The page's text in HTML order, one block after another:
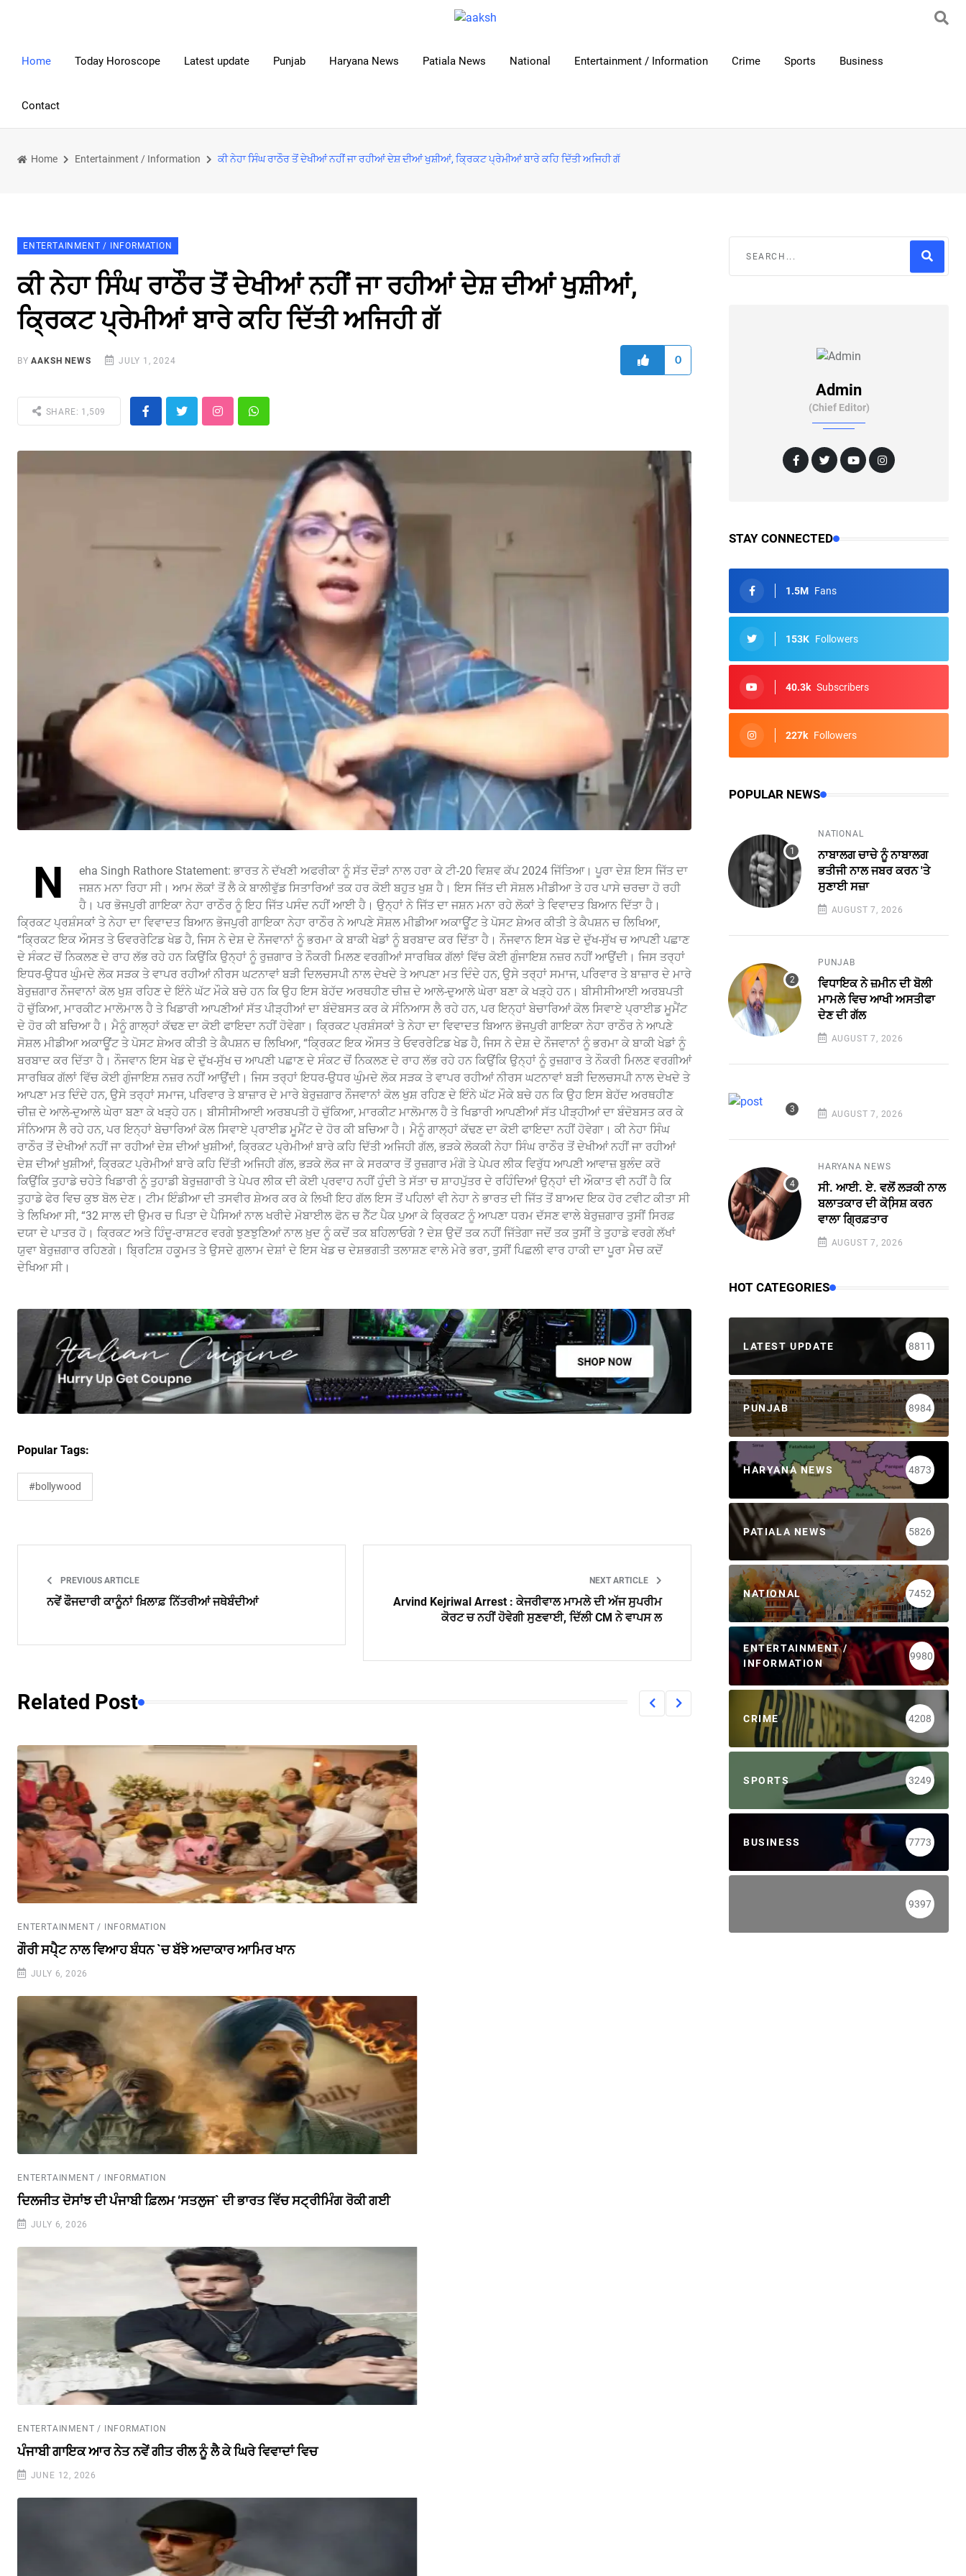
Home Today Horoscope Latest update Punjab Haryana News Patiala News National Entertainment / Information Crime Sports Business
Contact
Home Entertainment / Information ਕੀ ਨੇਹਾ ਸਿੰਘ ਰਾਠੌਰ ਤੋਂ ਦੇਖੀਆਂ ਨਹੀਂ ਜਾ ਰਹੀਆਂ ਦੇਸ਼ ਦੀਆਂ ਖੁਸ਼ੀਆਂ, ਕ੍ਰਿਕਟ ਪ੍ਰੇਮੀਆਂ ਬਾਰੇ ਕਹਿ ਦਿੱਤੀ ਅਜਿਹੀ ਗੱ
ENTERTAINMENT / INFORMATION
ਕੀ ਨੇਹਾ ਸਿੰਘ ਰਾਠੌਰ ਤੋਂ ਦੇਖੀਆਂ ਨਹੀਂ ਜਾ ਰਹੀਆਂ ਦੇਸ਼ ਦੀਆਂ ਖੁਸ਼ੀਆਂ,
ਕ੍ਰਿਕਟ ਪ੍ਰੇਮੀਆਂ ਬਾਰੇ ਕਹਿ ਦਿੱਤੀ ਅਜਿਹੀ ਗੱ
BYAAKSH NEWS JULY 1, 2024 0
SHARE: 1,509
N
eha Singh Rathore Statement: ਭਾਰਤ ਨੇ ਦੱਖਣੀ ਅਫਰੀਕਾ ਨੂੰ ਸੱਤ ਦੌੜਾਂ ਨਾਲ ਹਰਾ ਕੇ ਟੀ-20 ਵਿਸ਼ਵ ਕੱਪ 2024 ਜਿੱਤਿਆ। ਪੂਰਾ ਦੇਸ਼ ਇਸ ਜਿੱਤ ਦਾ
ਜਸ਼ਨ ਮਨਾ ਰਿਹਾ ਸੀ। ਆਮ ਲੋਕਾਂ ਤੋਂ ਲੈ ਕੇ ਬਾਲੀਵੁੱਡ ਸਿਤਾਰਿਆਂ ਤਕ ਹਰ ਕੋਈ ਬਹੁਤ ਖੁਸ਼ ਹੈ। ਇਸ ਜਿੱਤ ਦੀ ਸੋਸ਼ਲ ਮੀਡੀਆ ਤੇ ਹਰ ਪਾਸੇ ਚਰਚਾ ਹੋ ਰਹੀ
ਹੈ। ਪਰ ਭੋਜਪੁਰੀ ਗਾਇਕਾ ਨੇਹਾ ਰਾਠੌਰ ਨੂੰ ਇਹ ਜਿੱਤ ਪਸੰਦ ਨਹੀਂ ਆਈ ਹੈ। ਉਨ੍ਹਾਂ ਨੇ ਜਿੱਤ ਦਾ ਜਸ਼ਨ ਮਨਾ ਰਹੇ ਲੋਕਾਂ ਤੇ ਵਿਵਾਦਤ ਬਿਆਨ ਦਿੱਤਾ ਹੈ।
ਕ੍ਰਿਕਟ ਪ੍ਰਸ਼ੰਸਕਾਂ ਤੇ ਨੇਹਾ ਦਾ ਵਿਵਾਦਤ ਬਿਆਨ ਭੋਜਪੁਰੀ ਗਾਇਕਾ ਨੇਹਾ ਰਾਠੌਰ ਨੇ ਆਪਣੇ ਸੋਸ਼ਲ ਮੀਡੀਆ ਅਕਾਊਂਟ ਤੇ ਪੋਸਟ ਸ਼ੇਅਰ ਕੀਤੀ ਤੇ ਕੈਪਸ਼ਨ ਚ ਲਿਖਿਆ,
“ਕ੍ਰਿਕਟ ਇਕ ਔਸਤ ਤੇ ਓਵਰਰੇਟਿਡ ਖੇਡ ਹੈ, ਜਿਸ ਨੇ ਦੇਸ਼ ਦੇ ਨੌਜਵਾਨਾਂ ਨੂੰ ਭਰਮਾ ਕੇ ਬਾਕੀ ਖੇਡਾਂ ਨੂੰ ਬਰਬਾਦ ਕਰ ਦਿੱਤਾ ਹੈ। ਨੌਜਵਾਨ ਇਸ ਖੇਡ ਦੇ ਦੁੱਖ-ਸੁੱਖ ਚ ਆਪਣੀ ਪਛਾਣ
ਦੇ ਸੰਕਟ ਚੋਂ ਨਿਕਲਣ ਦੇ ਰਾਹ ਲੱਭ ਰਹੇ ਹਨ ਕਿਉਂਕਿ ਉਨ੍ਹਾਂ ਨੂੰ ਰੁਜ਼ਗਾਰ ਤੇ ਨੌਕਰੀ ਮਿਲਣ ਵਰਗੀਆਂ ਸਾਰਥਿਕ ਗੱਲਾਂ ਵਿੱਚ ਕੋਈ ਗੁੰਜਾਇਸ਼ ਨਜ਼ਰ ਨਹੀਂ ਆਉਂਦੀ। ਜਿਸ ਤਰ੍ਹਾਂ
ਇਧਰ-ਉਧਰ ਘੁੰਮਦੇ ਲੋਕ ਸੜਕ ਤੇ ਵਾਪਰ ਰਹੀਆਂ ਨੀਰਸ ਘਟਨਾਵਾਂ ਬੜੀ ਦਿਲਚਸਪੀ ਨਾਲ ਦੇਖਦੇ ਤੇ ਆਪਣਾ ਮਤ ਦਿੰਦੇ ਹਨ, ਉਸੇ ਤਰ੍ਹਾਂ ਸਮਾਜ, ਪਰਿਵਾਰ ਤੇ ਬਾਜ਼ਾਰ ਦੇ ਮਾਰੇ
ਬੇਰੁਜ਼ਗਾਰ ਨੌਜਵਾਨਾਂ ਕੋਲ ਖੁਸ਼ ਰਹਿਣ ਦੇ ਇੰਨੇ ਘੱਟ ਮੌਕੇ ਬਚੇ ਹਨ ਕਿ ਉਹ ਇਸ ਬੇਹੱਦ ਅਰਥਹੀਣ ਚੀਜ਼ ਦੇ ਆਲੇ-ਦੁਆਲੇ ਘੇਰਾ ਬਣਾ ਕੇ ਖੜ੍ਹੇ ਹਨ। ਬੀਸੀਸੀਆਈ ਅਰਬਪਤੀ
ਹੋ ਚੁੱਕਿਆ, ਮਾਰਕੀਟ ਮਾਲੋਮਾਲ ਹੈ ਤੇ ਖਿਡਾਰੀ ਆਪਣੀਆਂ ਸੱਤ ਪੀੜ੍ਹੀਆਂ ਦਾ ਬੰਦੋਬਸਤ ਕਰ ਕੇ ਸੰਨਿਆਸ ਲੈ ਰਹੇ ਹਨ, ਪਰ ਇਨ੍ਹਾਂ ਬੇਚਾਰਿਆਂ ਕੋਲ ਸਿਵਾਏ ਪ੍ਰਾਈਡ ਮੂਮੈਂਟ
ਦੇ ਹੋਰ ਕੀ ਬਚਿਆ ਹੈ। ਮੈਨੂੰ ਗਾਲ੍ਹਾਂ ਕੱਢਣ ਦਾ ਕੋਈ ਫਾਇਦਾ ਨਹੀਂ ਹੋਵੇਗਾ। ਕ੍ਰਿਕਟ ਪ੍ਰਸ਼ੰਸਕਾਂ ਤੇ ਨੇਹਾ ਦਾ ਵਿਵਾਦਤ ਬਿਆਨ ਭੋਜਪੁਰੀ ਗਾਇਕਾ ਨੇਹਾ ਰਾਠੌਰ ਨੇ ਆਪਣੇ
ਸੋਸ਼ਲ ਮੀਡੀਆ ਅਕਾਊਂਟ ਤੇ ਪੋਸਟ ਸ਼ੇਅਰ ਕੀਤੀ ਤੇ ਕੈਪਸ਼ਨ ਚ ਲਿਖਿਆ, “ਕ੍ਰਿਕਟ ਇਕ ਔਸਤ ਤੇ ਓਵਰਰੇਟਿਡ ਖੇਡ ਹੈ, ਜਿਸ ਨੇ ਦੇਸ਼ ਦੇ ਨੌਜਵਾਨਾਂ ਨੂੰ ਭਰਮਾ ਕੇ ਬਾਕੀ ਖੇਡਾਂ ਨੂੰ
ਬਰਬਾਦ ਕਰ ਦਿੱਤਾ ਹੈ। ਨੌਜਵਾਨ ਇਸ ਖੇਡ ਦੇ ਦੁੱਖ-ਸੁੱਖ ਚ ਆਪਣੀ ਪਛਾਣ ਦੇ ਸੰਕਟ ਚੋਂ ਨਿਕਲਣ ਦੇ ਰਾਹ ਲੱਭ ਰਹੇ ਹਨ ਕਿਉਂਕਿ ਉਨ੍ਹਾਂ ਨੂੰ ਰੁਜ਼ਗਾਰ ਤੇ ਨੌਕਰੀ ਮਿਲਣ ਵਰਗੀਆਂ
ਸਾਰਥਿਕ ਗੱਲਾਂ ਵਿੱਚ ਕੋਈ ਗੁੰਜਾਇਸ਼ ਨਜ਼ਰ ਨਹੀਂ ਆਉਂਦੀ। ਜਿਸ ਤਰ੍ਹਾਂ ਇਧਰ-ਉਧਰ ਘੁੰਮਦੇ ਲੋਕ ਸੜਕ ਤੇ ਵਾਪਰ ਰਹੀਆਂ ਨੀਰਸ ਘਟਨਾਵਾਂ ਬੜੀ ਦਿਲਚਸਪੀ ਨਾਲ ਦੇਖਦੇ ਤੇ
ਆਪਣਾ ਮਤ ਦਿੰਦੇ ਹਨ, ਉਸੇ ਤਰ੍ਹਾਂ ਸਮਾਜ, ਪਰਿਵਾਰ ਤੇ ਬਾਜ਼ਾਰ ਦੇ ਮਾਰੇ ਬੇਰੁਜ਼ਗਾਰ ਨੌਜਵਾਨਾਂ ਕੋਲ ਖੁਸ਼ ਰਹਿਣ ਦੇ ਇੰਨੇ ਘੱਟ ਮੌਕੇ ਬਚੇ ਹਨ ਕਿ ਉਹ ਇਸ ਬੇਹੱਦ ਅਰਥਹੀਣ
ਚੀਜ਼ ਦੇ ਆਲੇ-ਦੁਆਲੇ ਘੇਰਾ ਬਣਾ ਕੇ ਖੜ੍ਹੇ ਹਨ। ਬੀਸੀਸੀਆਈ ਅਰਬਪਤੀ ਹੋ ਚੁੱਕਿਆ, ਮਾਰਕੀਟ ਮਾਲੋਮਾਲ ਹੈ ਤੇ ਖਿਡਾਰੀ ਆਪਣੀਆਂ ਸੱਤ ਪੀੜ੍ਹੀਆਂ ਦਾ ਬੰਦੋਬਸਤ ਕਰ ਕੇ
ਸੰਨਿਆਸ ਲੈ ਰਹੇ ਹਨ, ਪਰ ਇਨ੍ਹਾਂ ਬੇਚਾਰਿਆਂ ਕੋਲ ਸਿਵਾਏ ਪ੍ਰਾਈਡ ਮੂਮੈਂਟ ਦੇ ਹੋਰ ਕੀ ਬਚਿਆ ਹੈ। ਮੈਨੂੰ ਗਾਲ੍ਹਾਂ ਕੱਢਣ ਦਾ ਕੋਈ ਫਾਇਦਾ ਨਹੀਂ ਹੋਵੇਗਾ। ਕੀ ਨੇਹਾ ਸਿੰਘ
ਰਾਠੌਰ ਤੋਂ ਦੇਖੀਆਂ ਨਹੀਂ ਜਾ ਰਹੀਆਂ ਦੇਸ਼ ਦੀਆਂ ਖੁਸ਼ੀਆਂ, ਕ੍ਰਿਕਟ ਪ੍ਰੇਮੀਆਂ ਬਾਰੇ ਕਹਿ ਦਿੱਤੀ ਅਜਿਹੀ ਗੱਲ, ਭੜਕੇ ਲੋਕਕੀ ਨੇਹਾ ਸਿੰਘ ਰਾਠੌਰ ਤੋਂ ਦੇਖੀਆਂ ਨਹੀਂ ਜਾ ਰਹੀਆਂ
ਦੇਸ਼ ਦੀਆਂ ਖੁਸ਼ੀਆਂ, ਕ੍ਰਿਕਟ ਪ੍ਰੇਮੀਆਂ ਬਾਰੇ ਕਹਿ ਦਿੱਤੀ ਅਜਿਹੀ ਗੱਲ, ਭੜਕੇ ਲੋਕ ਜਾ ਕੇ ਸਰਕਾਰ ਤੋਂ ਰੁਜ਼ਗਾਰ ਮੰਗੋ ਤੇ ਪੇਪਰ ਲੀਕ ਵਿਰੁੱਧ ਆਪਣੀ ਆਵਾਜ਼ ਬੁਲੰਦ ਕਰੋ
ਕਿਉਂਕਿ ਤੁਹਾਡੇ ਚਹੇਤੇ ਖਿਡਾਰੀ ਨੂੰ ਤੁਹਾਡੀ ਬੇਰੁਜ਼ਗਾਰੀ ਤੇ ਪੇਪਰ ਲੀਕ ਦੀ ਕੋਈ ਪ੍ਰਵਾਹ ਨਹੀਂ ਹੁੰਦੀ ਤੇ ਸੱਤਾ ਚ ਸ਼ਾਹਪੁੱਤਰ ਦੇ ਰਹਿੰਦਿਆਂ ਉਨ੍ਹਾਂ ਦੀ ਔਕਾਤ ਵੀ ਨਹੀਂ ਹੈ ਕਿ
ਤੁਹਾਡੇ ਫੇਰ ਵਿਚ ਕੁਝ ਬੋਲ ਦੇਣ। ਟੀਮ ਇੰਡੀਆ ਦੀ ਤਸਵੀਰ ਸ਼ੇਅਰ ਕਰ ਕੇ ਲਿਖੀ ਇਹ ਗੱਲ ਇਸ ਤੋਂ ਪਹਿਲਾਂ ਵੀ ਨੇਹਾ ਨੇ ਭਾਰਤ ਦੀ ਜਿੱਤ ਤੋਂ ਬਾਅਦ ਇਕ ਹੋਰ ਟਵੀਟ ਕੀਤਾ ਸੀ
ਤੇ ਲਿਖਿਆ ਸੀ, “32 ਸਾਲ ਦੀ ਉਮਰ ਚ ਪਿਤਾ ਦੇ ਪੈਸਿਆਂ ਨਾਲ ਖਰੀਦੇ ਮੋਬਾਈਲ ਫੋਨ ਚ ਨੈੱਟ ਪੈਕ ਪੁਆ ਕੇ ਕ੍ਰਿਕਟ ਨੂੰ ਆਪਣਾ ਧਰਮ ਦੱਸਣ ਵਾਲੇ ਬੇਰੁਜ਼ਗਾਰ ਤੁਸੀਂ ਸਿਰਫ਼
ਦਯਾ ਦੇ ਪਾਤਰ ਹੋ। ਕ੍ਰਿਕਟ ਅਤੇ ਹਿੰਦੂ-ਰਾਸ਼ਟਰ ਵਰਗੇ ਝੁਣਝੁਣਿਆਂ ਨਾਲ ਖ਼ੁਦ ਨੂੰ ਕਦੋਂ ਤਕ ਬਹਿਲਾਓਗੇ ? ਦੇਸ਼ ਉਦੋਂ ਤਕ ਨਹੀਂ ਜਿੱਤੇਗਾ ਜਦੋਂ ਤਕ ਤੁਸੀਂ ਤੇ ਤੁਹਾਡੇ ਵਰਗੇ ਲੱਖਾਂ
ਯੁਵਾ ਬੇਰੁਜ਼ਗਾਰ ਰਹਿਣਗੇ। ਬ੍ਰਿਟਿਸ਼ ਹਕੂਮਤ ਤੇ ਉਸਦੇ ਗੁਲਾਮ ਦੇਸ਼ਾਂ ਦੇ ਇਸ ਖੇਡ ਚ ਦੇਸ਼ਭਗਤੀ ਤਲਾਸ਼ਣ ਵਾਲੇ ਮੇਰੇ ਭਰਾ, ਤੁਸੀਂ ਪਿਛਲੀ ਵਾਰ ਹਾਕੀ ਦਾ ਪੂਰਾ ਮੈਚ ਕਦੋਂ
ਦੇਖਿਆ ਸੀ।
Popular Tags:
#bollywood
PREVIOUS ARTICLE
ਨਵੇਂ ਫੌਜਦਾਰੀ ਕਾਨੂੰਨਾਂ ਖ਼ਿਲਾਫ਼ ਨਿੱਤਰੀਆਂ ਜਥੇਬੰਦੀਆਂ
NEXT ARTICLE
Arvind Kejriwal Arrest : ਕੇਜਰੀਵਾਲ ਮਾਮਲੇ ਦੀ ਅੱਜ ਸੁਪਰੀਮ
ਕੋਰਟ ਚ ਨਹੀਂ ਹੋਵੇਗੀ ਸੁਣਵਾਈ, ਦਿੱਲੀ CM ਨੇ ਵਾਪਸ ਲ
Related Post
ENTERTAINMENT / INFORMATION
ਗੌਰੀ ਸਪੈ੍ਟ ਨਾਲ ਵਿਆਹ ਬੰਧਨ `ਚ ਬੱਝੇ ਅਦਾਕਾਰ ਆਮਿਰ ਖਾਨ
JULY 6, 2026
ENTERTAINMENT / INFORMATION
ਦਿਲਜੀਤ ਦੋਸਾਂਝ ਦੀ ਪੰਜਾਬੀ ਫ਼ਿਲਮ ‘ਸਤਲੁਜ` ਦੀ ਭਾਰਤ ਵਿੱਚ ਸਟ੍ਰੀਮਿੰਗ ਰੋਕੀ ਗਈ
JULY 6, 2026
ENTERTAINMENT / INFORMATION
ਪੰਜਾਬੀ ਗਾਇਕ ਆਰ ਨੇਤ ਨਵੇਂ ਗੀਤ ਰੀਲ ਨੂੰ ਲੈ ਕੇ ਘਿਰੇ ਵਿਵਾਦਾਂ ਵਿਚ
JUNE 12, 2026
Admin
(Chief Editor)
STAY CONNECTED
1.5M Fans
153K Followers
40.3k Subscribers
227k Followers
POPULAR NEWS
NATIONAL
ਨਾਬਾਲਗ ਚਾਚੇ ਨੂੰ ਨਾਬਾਲਗ
ਭਤੀਜੀ ਨਾਲ ਜਬਰ ਕਰਨ 'ਤੇ
ਸੁਣਾਈ ਸਜ਼ਾ
AUGUST 7, 2026
PUNJAB
ਵਿਧਾਇਕ ਨੇ ਜ਼ਮੀਨ ਦੀ ਬੋਲੀ
ਮਾਮਲੇ ਵਿਚ ਆਖੀ ਅਸਤੀਫਾ
ਦੇਣ ਦੀ ਗੱਲ
AUGUST 7, 2026
AUGUST 7, 2026
HARYANA NEWS
ਸੀ. ਆਈ. ਏ. ਵਲੋਂ ਲੜਕੀ ਨਾਲ
ਬਲਾਤਕਾਰ ਦੀ ਕੋਸਿ਼ਸ਼ ਕਰਨ
ਵਾਲਾ ਗ੍ਰਿਫ਼ਤਾਰ
AUGUST 7, 2026
HOT CATEGORIES
LATEST UPDATE 8811
PUNJAB 8984
HARYANA NEWS 4873
PATIALA NEWS 5826
NATIONAL 7452
ENTERTAINMENT /
INFORMATION
9980
CRIME 4208
SPORTS 3249
BUSINESS 7773
9397